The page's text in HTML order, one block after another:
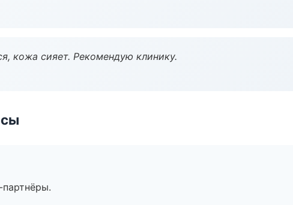
кожа сияет. Рекомендую клинику.